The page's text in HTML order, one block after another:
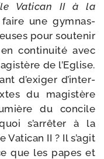
Vatican II à la
une gym­nas­
pour sou­te­nir
conti­nui­té avec
de l’Eglise.
d’exi­ger d’in­ter­
du magis­tère
du concile
s’ar­rê­ter à la
II ? Il s’a­git
que les papes et